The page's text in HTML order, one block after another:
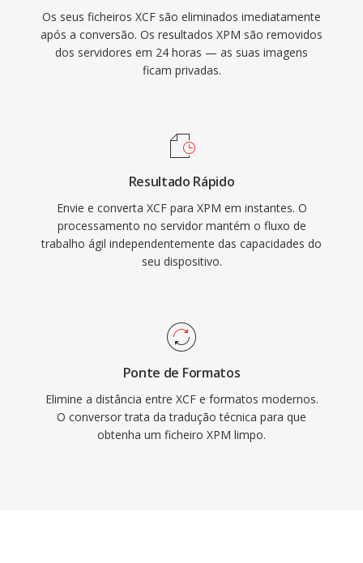
Os seus ficheiros XCF são eliminados imediatamente
após a conversão. Os resultados XPM são removidos
dos servidores em 24 horas — as suas imagens
ficam privadas.
Resultado Rápido
Envie e converta XCF para XPM em instantes. O
processamento no servidor mantém o fluxo de
trabalho ágil independentemente das capacidades do
seu dispositivo.
Ponte de Formatos
Elimine a distância entre XCF e formatos modernos.
O conversor trata da tradução técnica para que
obtenha um ficheiro XPM limpo.